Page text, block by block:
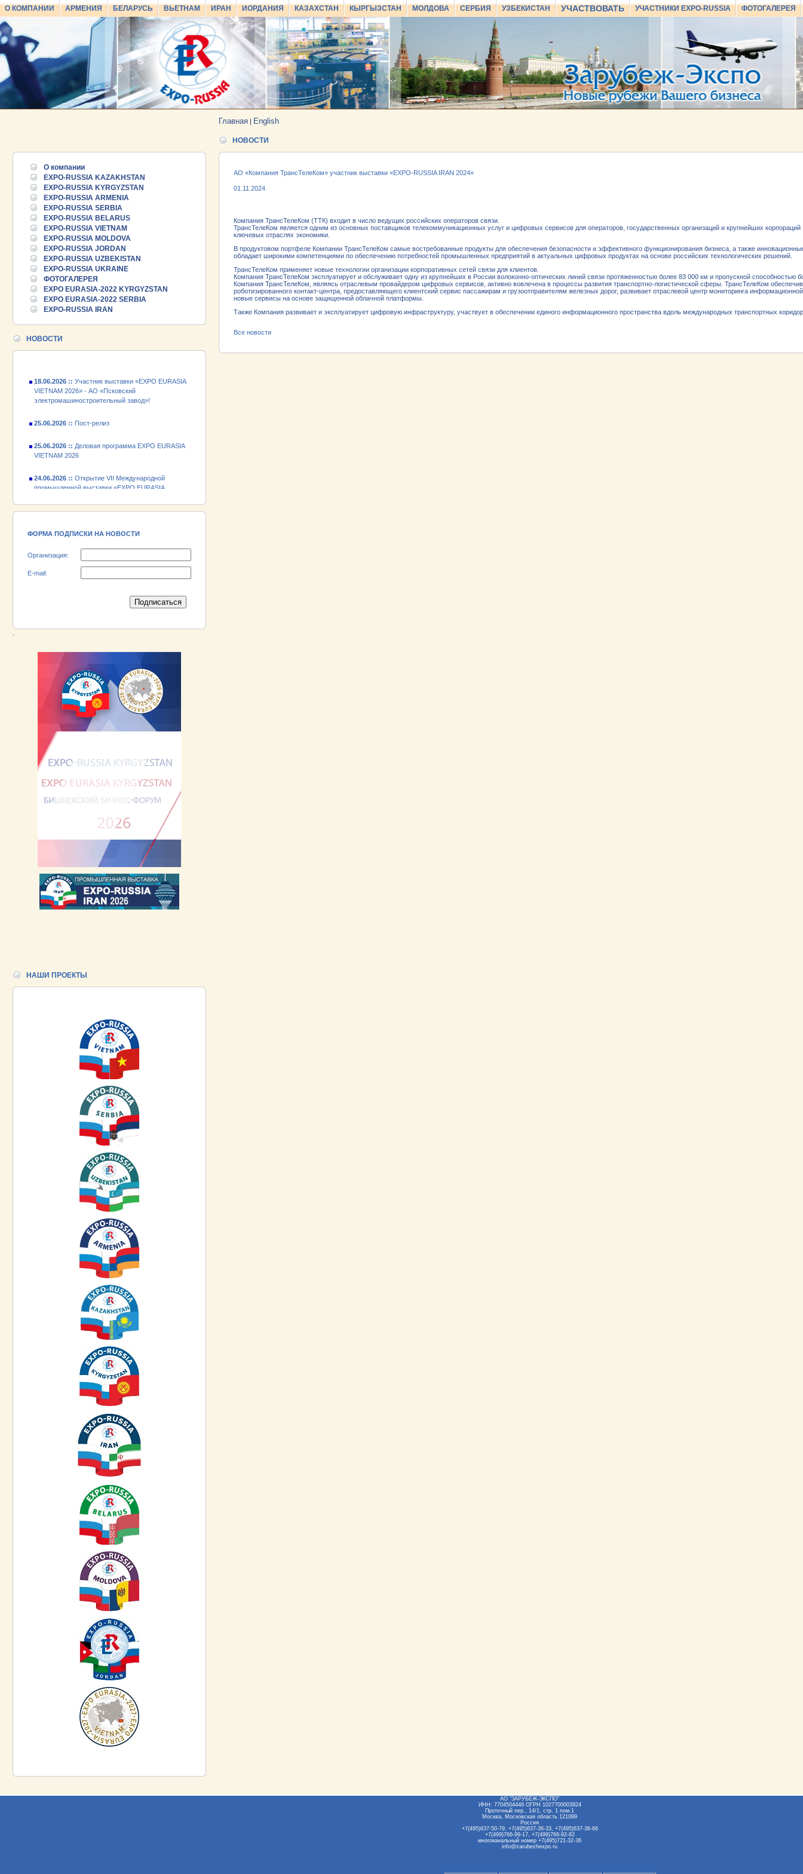
О КОМПАНИИ АРМЕНИЯ БЕЛАРУСЬ ВЬЕТНАМ ИРАН ИОРДАНИЯ КАЗАХСТАН КЫРГЫЗСТАН МОЛДОВА СЕРБИЯ УЗБЕКИСТАН УЧАСТВОВАТЬ УЧАСТНИКИ EXPO-RUSSIA ФОТОГАЛЕРЕЯ
Главная | English
О компании
EXPO-RUSSIA KAZAKHSTAN
EXPO-RUSSIA KYRGYZSTAN
EXPO-RUSSIA ARMENIA
EXPO-RUSSIA SERBIA
EXPO-RUSSIA BELARUS
EXPO-RUSSIA VIETNAM
EXPO-RUSSIA MOLDOVA
EXPO-RUSSIA JORDAN
EXPO-RUSSIA UZBEKISTAN
EXPO-RUSSIA UKRAINE
ФОТОГАЛЕРЕЯ
EXPO EURASIA-2022 KYRGYZSTAN
EXPO EURASIA-2022 SERBIA
EXPO-RUSSIA IRAN
НОВОСТИ
25.06.2026 ::Пост-релиз
25.06.2026 :: Деловая программа EXPO EURASIA
VIETNAM 2026
24.06.2026 ::Открытие VII Международной
промышленной выставки «EXPO EURASIA
VIETNAM 2026» - АО «Псковский
электромашиностроительный завод»!
VIETNAM 2026
промышленной выставки «EXPO EURASIA
VIETNAM 2026»
ФОРМА ПОДПИСКИ НА НОВОСТИ
Организация:
E-mail:
НАШИ ПРОЕКТЫ
НОВОСТИ
АО «Компания ТрансТелеКом» участник выставки «EXPO-RUSSIA IRAN 2024»
01.11.2024
Компания ТрансТелеКом (ТТК) входит в число ведущих российских операторов связи.
ТрансТелеКом является одним из основных поставщиков телекоммуникационных услуг и цифровых сервисов для операторов, государственных организаций и крупнейших
ключевых отраслях экономики.
В продуктовом портфеле Компании ТрансТелеКом самые востребованные продукты для обеспечения безопасности и эффективного функционирования бизнеса, а также
обладает широкими компетенциями по обеспечению потребностей промышленных предприятий в актуальных цифровых продуктах на основе российских технологических решений.
ТрансТелеКом применяет новые технологии организации корпоративных сетей связи для клиентов.
Компания ТрансТелеКом эксплуатирует и обслуживает одну из крупнейших в России волоконно-оптических линий связи протяженностью более 83 000 км и пропускной способностью
Компания ТрансТелеКом, являясь отраслевым провайдером цифровых сервисов, активно вовлечена в процессы развития транспортно-логистической сферы. ТрансТелеКом
роботизированного контакт-центра, предоставляющего клиентский сервис пассажирам и грузоотправителям железных дорог, развивает отраслевой центр мониторинга
новые сервисы на основе защищенной облачной платформы.
Также Компания развивает и эксплуатирует цифровую инфраструктуру, участвует в обеспечении единого информационного пространства вдоль международных транспортных
Все новости
АО "ЗАРУБЕЖ-ЭКСПО"
ИНН: 7704504448 ОГРН 1027700003924
Проточный пер., 14/1, стр. 1 пом.1
Москва, Московская область 121099
Россия
+7(495)637-50-79, +7(495)637-36-33, +7(495)637-36-66
+7(499)766-99-17, +7(499)766-92-82
многоканальный номер +7(495)721-32-36
info@zarubezhexpo.ru